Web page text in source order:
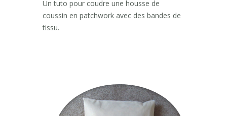
Un tuto pour coudre une housse de
coussin en patchwork avec des bandes de
tissu.